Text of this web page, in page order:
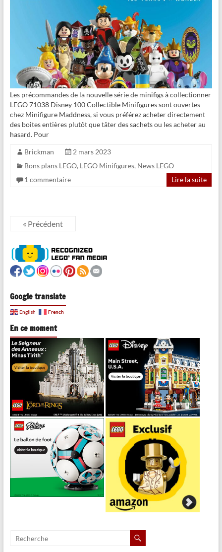
Les précommandes de la nouvelle série de minifigs à collectionner
LEGO 71038 Disney 100 Collectible Minifigures sont ouvertes
chez Minifigure Maddness, si vous préférez acheter directement
des boites entières plutôt que tâter des sachets ou les acheter au
hasard. Pour
Brickman
2 mars 2023
Bons plans LEGO, LEGO Minifigures, News LEGO
1 commentaire
Lire la suite
« Précédent
Google translate
English French
En ce moment